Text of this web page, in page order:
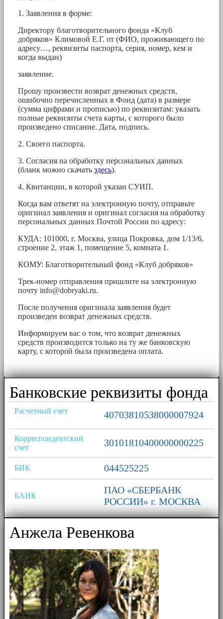
1. Заявления в форме:
Директору благотворительного фонда «Клуб
добряков» Климовой Е.Г. от (ФИО, проживающего по
адресу…, реквизиты паспорта, серия, номер, кем и
когда выдан)
заявление.
Прошу произвести возврат денежных средств,
ошибочно перечисленных в Фонд (дата) в размере
(сумма цифрами и прописью) по реквизитам: указать
полные реквизиты счета карты, с которого было
произведено списание. Дата, подпись.
2. Своего паспорта.
3. Согласия на обработку персональных данных
(бланк можно скачать здесь).
4. Квитанции, в которой указан СУИП.
Когда вам ответят на электронную почту, отправьте
оригинал заявления и оригинал согласия на обработку
персональных данных Почтой России по адресу:
КУДА: 101000, г. Москва, улица Покровка, дом 1/13/6,
строение 2, этаж 1, помещение 5, комната 1.
КОМУ: Благотворительный фонд «Клуб добряков»
Трек-номер отправления пришлите на электронную
почту info@dobryaki.ru.
После получения оригинала заявления будет
произведен возврат денежных средств.
Информируем вас о том, что возврат денежных
средств производится только на ту же банковскую
карту, с которой была произведена оплата.
Банковские реквизиты фонда
Расчетный счет 40703810538000007924
Корреспондентский
счет
30101810400000000225
БИК 044525225
БАНК
ПАО «СБЕРБАНК
РОССИИ» г. МОСКВА
Анжела Ревенкова